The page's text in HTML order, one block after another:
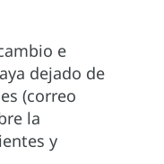
e
dejado de
(correo
la
y